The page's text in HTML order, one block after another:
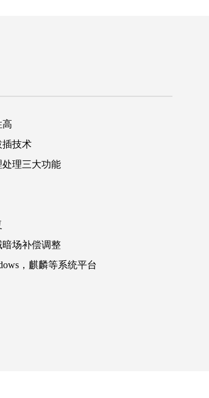
高
插技术
理三大功能
场补偿调整
，麒麟等系统平台